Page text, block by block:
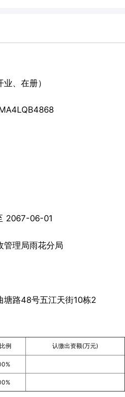
、在册）
2017-06-02 至 2067-06-01
管理局雨花分局
路48号五江天街10栋2402房
例 认缴出资额(万元)